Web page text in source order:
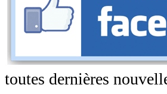
toutes dernières